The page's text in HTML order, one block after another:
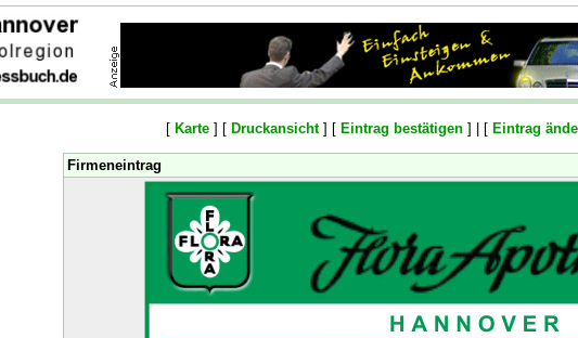
[ Karte ] [ Druckansicht] [ Eintrag bestätigen ] | [ Eintrag
Firmeneintrag